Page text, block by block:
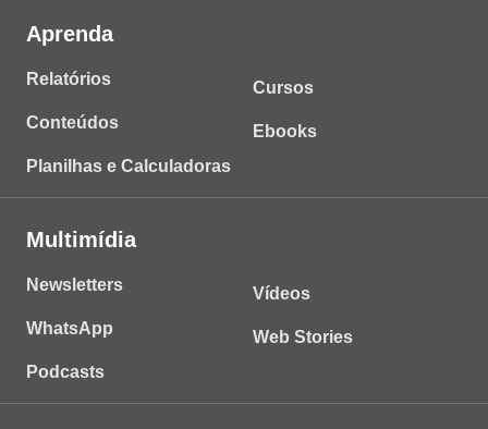
Aprenda
Relatórios
Conteúdos
Planilhas e Calculadoras
Cursos
Ebooks
Multimídia
Newsletters
WhatsApp
Podcasts
Vídeos
Web Stories